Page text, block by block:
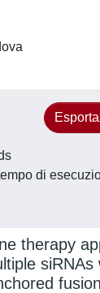
di
therapy
siRNAs